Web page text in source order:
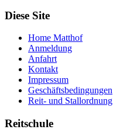
Diese Site
Home Matthof
Anmeldung
Anfahrt
Kontakt
Impressum
Geschäftsbedingungen
Reit- und Stallordnung
Reitschule